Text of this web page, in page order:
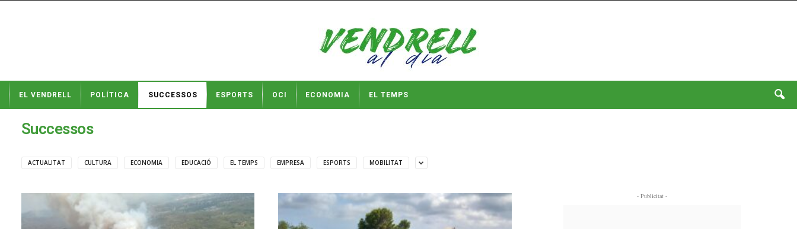
t
EL VENDRELL POLÍTICA SUCCESSOS ESPORTS OCI ECONOMIA EL TEMPS
Successos
ACTUALITAT CULTURA ECONOMIA EDUCACIÓ EL TEMPS EMPRESA ESPORTS MOBILITAT
- Publicitat -